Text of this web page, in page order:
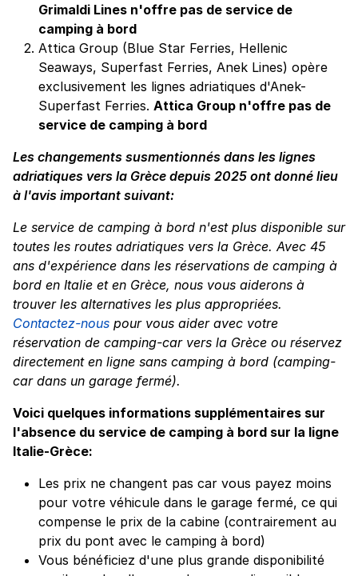
Grimaldi Lines n'offre pas de service de
camping à bord
Attica Group (Blue Star Ferries, Hellenic
Seaways, Superfast Ferries, Anek Lines) opère
exclusivement les lignes adriatiques d'Anek-
Superfast Ferries. Attica Group n'offre pas de
service de camping à bord
Les changements susmentionnés dans les lignes
adriatiques vers la Grèce depuis 2025 ont donné lieu
à l'avis important suivant:
Le service de camping à bord n'est plus disponible sur
toutes les routes adriatiques vers la Grèce. Avec 45
ans d'expérience dans les réservations de camping à
bord en Italie et en Grèce, nous vous aiderons à
trouver les alternatives les plus appropriées.
Contactez-nous pour vous aider avec votre
réservation de camping-car vers la Grèce ou réservez
directement en ligne sans camping à bord (camping-
car dans un garage fermé).
Voici quelques informations supplémentaires sur
l'absence du service de camping à bord sur la ligne
Italie-Grèce:
Les prix ne changent pas car vous payez moins
pour votre véhicule dans le garage fermé, ce qui
compense le prix de la cabine (contrairement au
prix du pont avec le camping à bord)
Vous bénéficiez d'une plus grande disponibilité